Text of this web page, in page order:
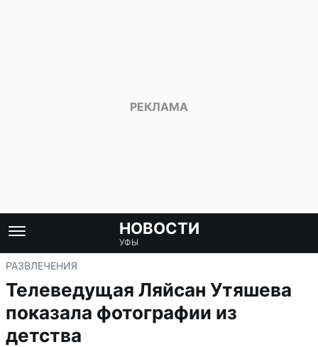
НОВОСТИ
УФЫ
РАЗВЛЕЧЕНИЯ
Телеведущая Ляйсан Утяшева
показала фотографии из
детства